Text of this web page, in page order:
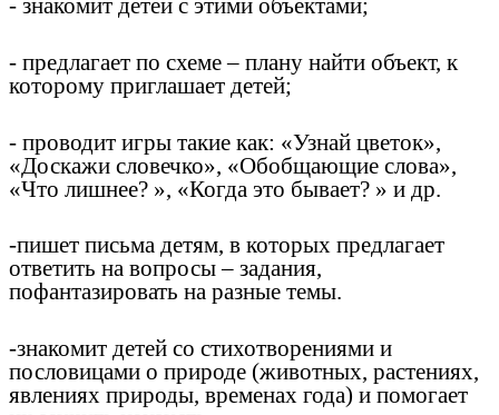
- знакомит детей с этими объектами;
- предлагает по схеме – плану найти объект, к
которому приглашает детей;
- проводит игры такие как: «Узнай цветок»,
«Доскажи словечко», «Обобщающие слова»,
«Что лишнее? », «Когда это бывает? » и др.
-пишет письма детям, в которых предлагает
ответить на вопросы – задания,
пофантазировать на разные темы.
-знакомит детей со стихотворениями и
пословицами о природе (животных, растениях,
явлениях природы, временах года) и помогает